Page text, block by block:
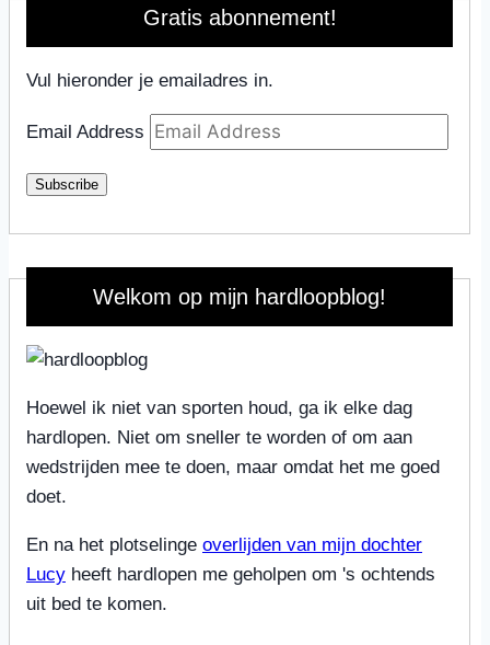
Gratis abonnement!
Vul hieronder je emailadres in.
Email Address
Subscribe
Welkom op mijn hardloopblog!
Hoewel ik niet van sporten houd, ga ik elke dag
hardlopen. Niet om sneller te worden of om aan
wedstrijden mee te doen, maar omdat het me goed
doet.
En na het plotselinge overlijden van mijn dochter
Lucy heeft hardlopen me geholpen om 's ochtends
uit bed te komen.